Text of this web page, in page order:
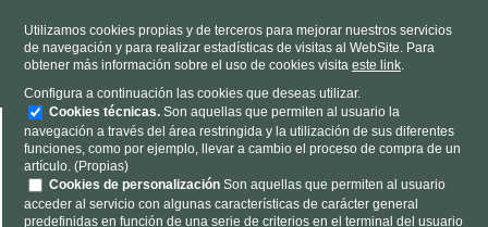
HORARIOL-V 9h a 19h S 9h a 13h
Dónde estamos |Contacto| Nosotros
Utilizamos cookies propias y de terceros para mejorar nuestros servicios
de navegación y para realizar estadísticas de visitas al WebSite. Para
obtener más información sobre el uso de cookies visita este link.
Configura a continuación las cookies que deseas utilizar.
Cookies técnicas. Son aquellas que permiten al usuario la
navegación a través del área restringida y la utilización de sus diferentes
funciones, como por ejemplo, llevar a cambio el proceso de compra de un
artículo. (Propias)
Cookies de personalización Son aquellas que permiten al usuario
acceder al servicio con algunas características de carácter general
predefinidas en función de una serie de criterios en el terminal del usuario